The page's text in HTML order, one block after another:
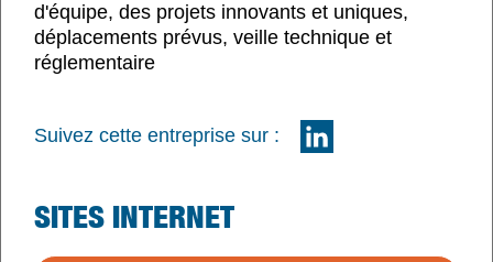
d'équipe, des projets innovants et uniques,
déplacements prévus, veille technique et
réglementaire
Suivez cette entreprise sur :
SITES INTERNET